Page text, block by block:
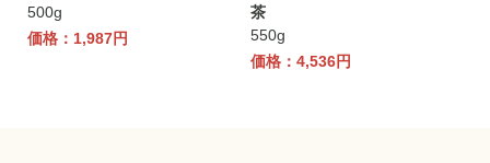
500g
価格：1,987円
茶
550g
価格：4,536円